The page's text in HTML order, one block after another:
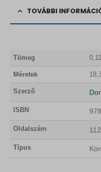
TOVÁBBI
Tömeg
Méretek
Szerző
ISBN
Oldalszám 112
Típus